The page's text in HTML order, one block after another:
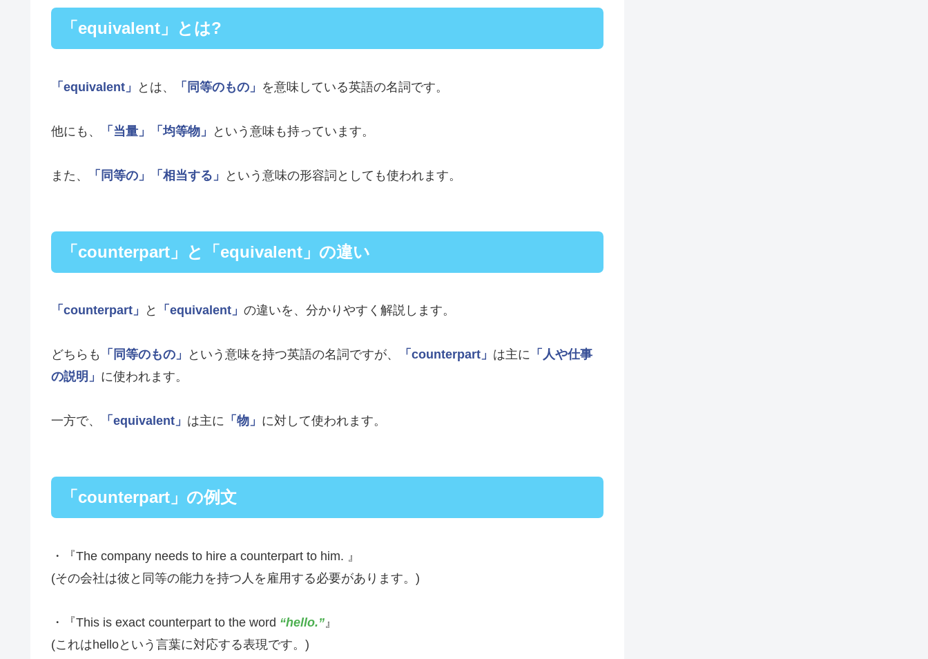
「equivalent」とは?
「equivalent」 とは、 「同等のもの」 を意味している英語の名詞です。
他にも、 「当量」 「均等物」 という意味も持っています。
また、 「同等の」 「相当する」 という意味の形容詞としても使われます。
「counterpart」と「equivalent」の違い
「counterpart」 と 「equivalent」 の違いを、分かりやすく解説します。
どちらも 「同等のもの」 という意味を持つ英語の名詞ですが、 「counterpart」 は主に 「人や仕事
の説明」 に使われます。
一方で、 「equivalent」 は主に 「物」 に対して使われます。
「counterpart」の例文
・『The company needs to hire a counterpart to him. 』
(その会社は彼と同等の能力を持つ人を雇用する必要があります。)
・『This is exact counterpart to the word “hello.” 』
(これはhelloという言葉に対応する表現です。)